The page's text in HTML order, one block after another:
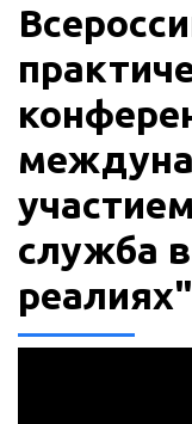
служба
реалиях"